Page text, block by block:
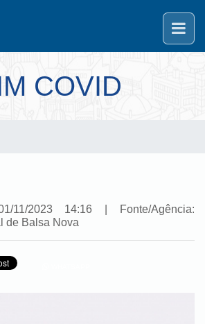
COVID
11/2023 14:16 | Fonte/Agência:
de Balsa Nova